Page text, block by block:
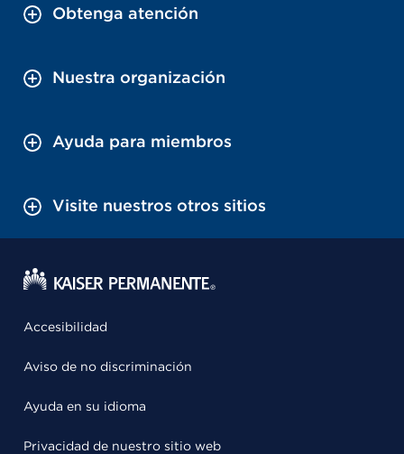
Obtenga atención
Nuestra organización
Ayuda para miembros
Visite nuestros otros sitios
Accesibilidad
Aviso de no discriminación
Ayuda en su idioma
Privacidad de nuestro sitio web